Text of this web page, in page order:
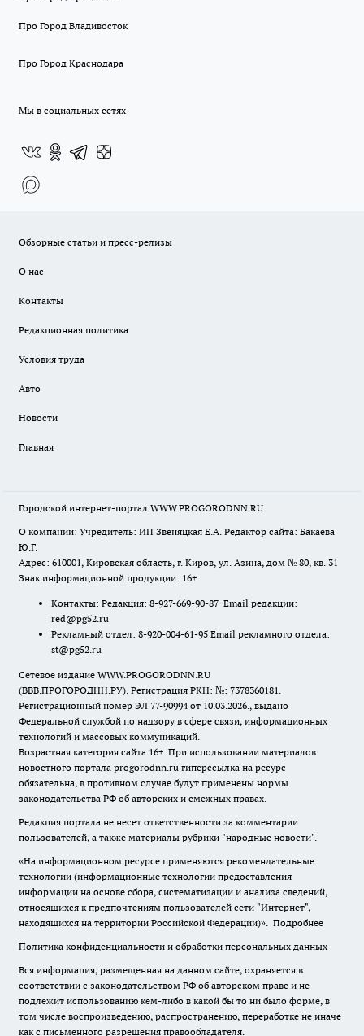
Про Город Владивосток
Про Город Краснодара
Мы в социальных сетях
Обзорные статьи и пресс-релизы
О нас
Контакты
Редакционная политика
Условия труда
Авто
Новости
Главная
Городской интернет-портал WWW.PROGORODNN.RU
О компании: Учредитель: ИП Звеняцкая Е.А. Редактор сайта: Бакаева
Ю.Г.
Адрес: 610001, Кировская область, г. Киров, ул. Азина, дом № 80, кв. 31
Знак информационной продукции: 16+
Контакты: Редакция: 8-927-669-90-87 Email редакции:
red@pg52.ru
Рекламный отдел: 8-920-004-61-95 Email рекламного отдела:
st@pg52.ru
Сетевое издание WWW.PROGORODNN.RU
(ВВВ.ПРОГОРОДНН.РУ). Регистрация РКН: №: 7378360181.
Регистрационный номер ЭЛ 77-90994 от 10.03.2026., выдано
Федеральной службой по надзору в сфере связи, информационных
технологий и массовых коммуникаций.
Возрастная категория сайта 16+. При использовании материалов
новостного портала progorodnn.ru гиперссылка на ресурс
обязательна, в противном случае будут применены нормы
законодательства РФ об авторских и смежных правах.
Редакция портала не несет ответственности за комментарии
пользователей, а также материалы рубрики "народные новости".
«На информационном ресурсе применяются рекомендательные
технологии (информационные технологии предоставления
информации на основе сбора, систематизации и анализа сведений,
относящихся к предпочтениям пользователей сети "Интернет",
находящихся на территории Российской Федерации)». Подробнее
Политика конфиденциальности и обработки персональных данных
Вся информация, размещенная на данном сайте, охраняется в
соответствии с законодательством РФ об авторском праве и не
подлежит использованию кем-либо в какой бы то ни было форме, в
том числе воспроизведению, распространению, переработке не иначе
как с письменного разрешения правообладателя.